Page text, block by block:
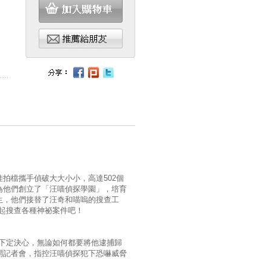
檔攜手偵破大大小小，高達502個
們創立了「汪喵偵探學園」，培育
他們接替了汪奇和喵嗚的搜查工
查各種神祕案件吧！
定決心，無論如何都要將他逮捕歸
者會，指控汪喵偵探犯下恐嚇威脅